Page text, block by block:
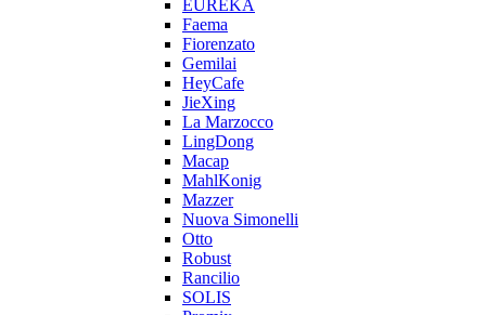
EUREKA
Faema
Fiorenzato
Gemilai
HeyCafe
JieXing
La Marzocco
LingDong
Macap
MahlKonig
Mazzer
Nuova Simonelli
Otto
Robust
Rancilio
SOLIS